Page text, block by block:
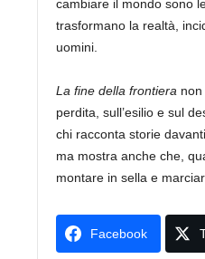
cambiare il mondo sono
trasformano la realtà,
uomini.
La fine della frontiera
perdita, sull’esilio e sul
chi racconta storie
ma mostra anche che,
montare in sella e
Facebook